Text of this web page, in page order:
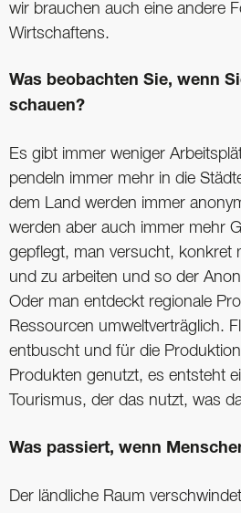
wir brauchen auch eine andere
Wirtschaftens.
Was beobachten Sie, wenn
schauen?
Es gibt immer weniger
pendeln immer mehr in die
dem Land werden immer
werden aber auch immer mehr
gepflegt, man versucht, konkret
und zu arbeiten und so der
Oder man entdeckt regionale
Ressourcen umweltverträglich.
entbuscht und für die
Produkten genutzt, es entsteht
Tourismus, der das nutzt, was
Was passiert, wenn
Der ländliche Raum